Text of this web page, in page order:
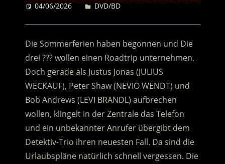
04/06/2026 Desiree
DVD/BD
Die Sommerferien haben begonnen und Die
drei ??? wollen einen Roadtrip unternehmen.
Doch gerade als Justus Jonas (JULIUS
WECKAUF), Peter Shaw (NEVIO WENDT) und
Bob Andrews (LEVI BRANDL) aufbrechen
wollen, klingelt in der Zentrale das Telefon
und ein unbekannter Anrufer übergibt dem
Detektiv-Trio ihren neuesten Fall. Da sind die
Urlaubspläne natürlich schnell vergessen. Die